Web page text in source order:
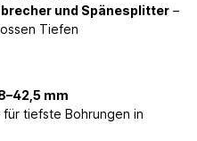
und Spänesplitter –
Tiefen
mm
für tiefste Bohrungen in